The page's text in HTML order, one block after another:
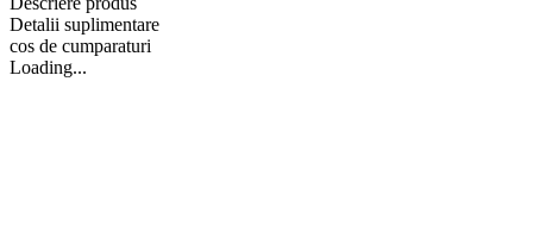
Detalii suplimentare
cos de cumparaturi
Loading...